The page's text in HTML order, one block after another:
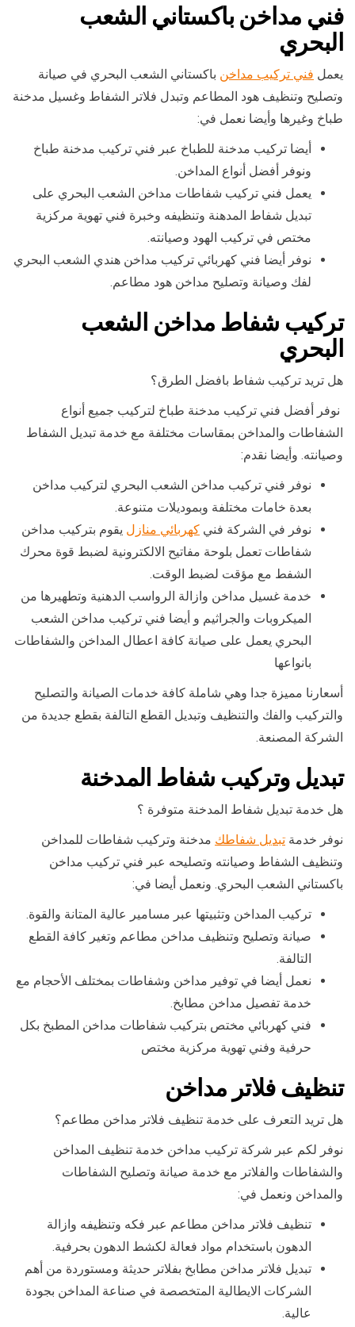
فني مداخن باكستاني الشعب
البحري
يعمل فني تركيب مداخن باكستاني الشعب البحري في صيانة
وتصليح وتنظيف هود المطاعم وتبدل فلاتر الشفاط وغسيل مدخنة
طباخ وغيرها وأيضا نعمل في:
أيضا تركيب مدخنة للطباخ عبر فني تركيب مدخنة طباخ
ونوفر أفضل أنواع المداخن.
يعمل فني تركيب شفاطات مداخن الشعب البحري على
تبديل شفاط المدهنة وتنظيفه وخبرة فني تهوية مركزية
مختص في تركيب الهود وصيانته.
نوفر أيضا فني كهربائي تركيب مداخن هندي الشعب البحري
لفك وصيانة وتصليح مداخن هود مطاعم.
تركيب شفاط مداخن الشعب
البحري
هل تريد تركيب شفاط بافضل الطرق؟
نوفر أفضل فني تركيب مدخنة طباخ لتركيب جميع أنواع
الشفاطات والمداخن بمقاسات مختلفة مع خدمة تبديل الشفاط
وصيانته. وأيضا نقدم:
نوفر فني تركيب مداخن الشعب البحري لتركيب مداخن
بعدة خامات مختلفة وبموديلات متنوعة.
نوفر في الشركة فني كهربائي منازل يقوم بتركيب مداخن
شفاطات تعمل بلوحة مفاتيح الالكترونية لضبط قوة محرك
الشفط مع مؤقت لضبط الوقت.
خدمة غسيل مداخن وازالة الرواسب الدهنية وتطهيرها من
الميكروبات والجراثيم و أيضا فني تركيب مداخن الشعب
البحري يعمل على صيانة كافة اعطال المداخن والشفاطات
بانواعها
أسعارنا مميزة جدا وهي شاملة كافة خدمات الصيانة والتصليح
والتركيب والفك والتنظيف وتبديل القطع التالفة بقطع جديدة من
الشركة المصنعة.
تبديل وتركيب شفاط المدخنة
هل خدمة تبديل شفاط المدخنة متوفرة ؟
نوفر خدمة تبديل شفاطك مدخنة وتركيب شفاطات للمداخن
وتنظيف الشفاط وصيانته وتصليحه عبر فني تركيب مداخن
باكستاني الشعب البحري. ونعمل أيضا في:
تركيب المداخن وتثبيتها عبر مسامير عالية المتانة والقوة.
صيانة وتصليح وتنظيف مداخن مطاعم وتغير كافة القطع
التالفة.
نعمل أيضا في توفير مداخن وشفاطات بمختلف الأحجام مع
خدمة تفصيل مداخن مطابخ.
فني كهربائي مختص بتركيب شفاطات مداخن المطبخ بكل
حرفية وفني تهوية مركزية مختص
تنظيف فلاتر مداخن
هل تريد التعرف على خدمة تنظيف فلاتر مداخن مطاعم؟
نوفر لكم عبر شركة تركيب مداخن خدمة تنظيف المداخن
والشفاطات والفلاتر مع خدمة صيانة وتصليح الشفاطات
والمداخن ونعمل في:
تنظيف فلاتر مداخن مطاعم عبر فكه وتنظيفه وازالة
الدهون باستخدام مواد فعالة لكشط الدهون بحرفية.
تبديل فلاتر مداخن مطابخ بفلاتر حديثة ومستوردة من أهم
الشركات الايطالية المتخصصة في صناعة المداخن بجودة
عالية.